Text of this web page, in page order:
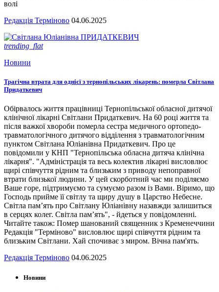
волі
Редакція Терміново 04.06.2025
trending_flat
Новини
Трагічна втрата для однієї з тернопільських лікарень: померла Світлана
Придаткевич
Обірвалось життя працівниці Тернопільської обласної дитячої
клінічної лікарні Світлани Придаткевич. На 60 році життя та
після важкої хвороби померла сестра медичного ортопедо-
травматологічного дитячого відділення з травматологічним
пунктом Світлана Юліанівна Придаткевич. Про це
повідомили у КНП "Тернопільська обласна дитяча клінічна
лікарня". "Адміністрація та весь колектив лікарні висловлює
щирі співчуття рідним та близьким з приводу непоправної
втрати близької людини. У цей скорботний час ми поділяємо
Ваше горе, підтримуємо та сумуємо разом із Вами. Віримо, що
Господь прийме її світлу та щиру душу в Царство Небесне.
Світла пам’ять про Світлану Юліанівну назавжди залишиться
в серцях колег. Світла пам’ять", - йдеться у повідомленні.
Читайте також: Помер шанований священник з Кременеччини
Редакція "Терміново" висловлює щирі співчуття рідним та
близьким Світлани. Хай спочиває з миром. Вічна пам'ять.
Редакція Терміново 04.06.2025
Новини